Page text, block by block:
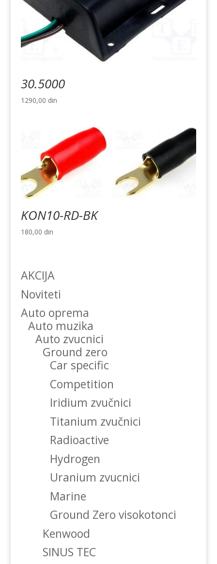
30.5000
1290,00 din
KON10-RD-BK
180,00 din
AKCIJA
Noviteti
Auto oprema
Auto muzika
Auto zvucnici
Ground zero
Car specific
Competition
Iridium zvučnici
Titanium zvučnici
Radioactive
Hydrogen
Uranium zvucnici
Marine
Ground Zero visokotonci
Kenwood
SINUS TEC